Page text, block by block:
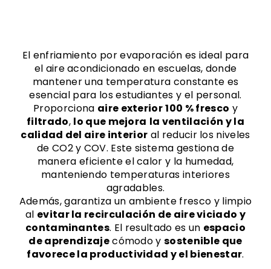
El enfriamiento por evaporación es ideal para
el aire acondicionado en escuelas, donde
mantener una temperatura constante es
esencial para los estudiantes y el personal.
Proporciona aire exterior100 % fresco y
filtrado, lo que mejora la ventilación yla
calidad del aire interior al reducir los niveles
de CO2 y COV. Este sistema gestiona de
manera eficiente el calor y la humedad,
manteniendo temperaturas interiores
agradables.
Además, garantiza un ambiente fresco y limpio
al evitar la recirculación de aire viciado y
contaminantes. El resultado es un espacio
de aprendizajecómodo ysostenible que
favorece la productividad y el bienestar.